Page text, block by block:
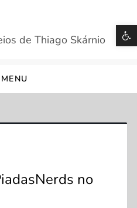
de Thiago Skárnio
MENU
no